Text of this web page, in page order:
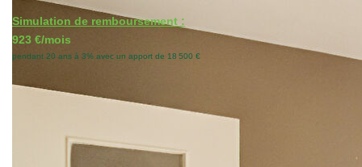
Simulation de remboursement :
923 €/mois
pendant 20 ans à 3% avec un apport de 18 500 €